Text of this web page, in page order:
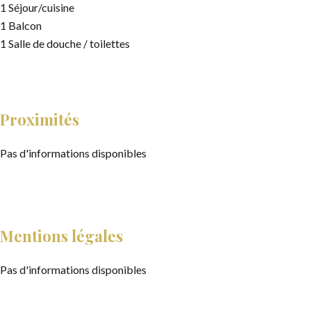
1 Séjour/cuisine
1 Balcon
1 Salle de douche / toilettes
Proximités
Pas d'informations disponibles
Mentions légales
Pas d'informations disponibles